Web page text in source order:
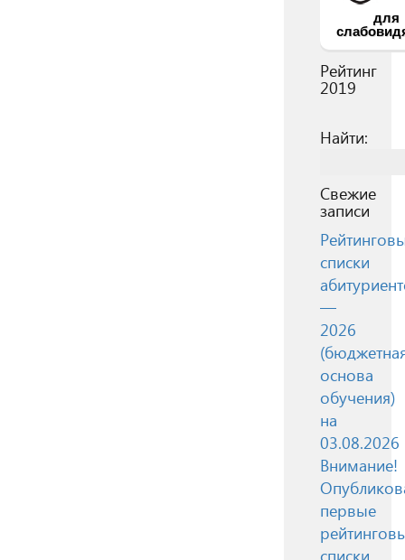
для
Рейтинг
2019
Найти:
Свежие
записи
списки
—
2026
основа
обучения)
на
03.08.2026
Внимание!
первые
списки